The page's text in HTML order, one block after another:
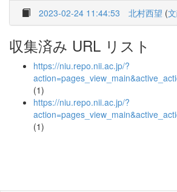
2023-02-24 11:44:53 北村西望 (
収集済み URL リスト
https://niu.repo.nii.ac.jp/?
(1)
https://niu.repo.nii.ac.jp/?
(1)